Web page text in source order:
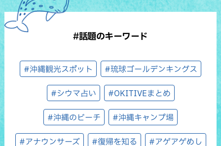
#話題のキーワード
#沖縄観光スポット #琉球ゴールデンキングス
#シウマ占い #OKITIVEまとめ
#沖縄のビーチ #沖縄キャンプ場
#アナウンサーズ #復帰を知る #アゲアゲめし